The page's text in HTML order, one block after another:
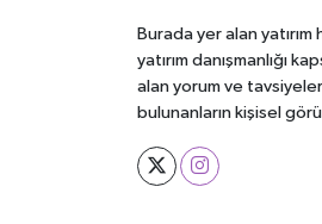
Burada yer alan
yatırım danışmanlığı
alan yorum ve
bulunanların kişisel